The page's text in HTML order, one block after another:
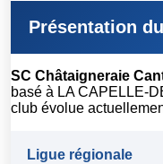
Présentation
SC Châtaigneraie
basé à LA CAPELLE-
club évolue
Ligue régionale